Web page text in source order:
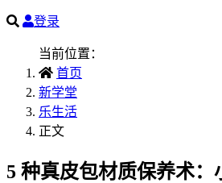
登录
当前位置：
首页
新学堂
乐生活
正文
5 种真皮包材质保养术：